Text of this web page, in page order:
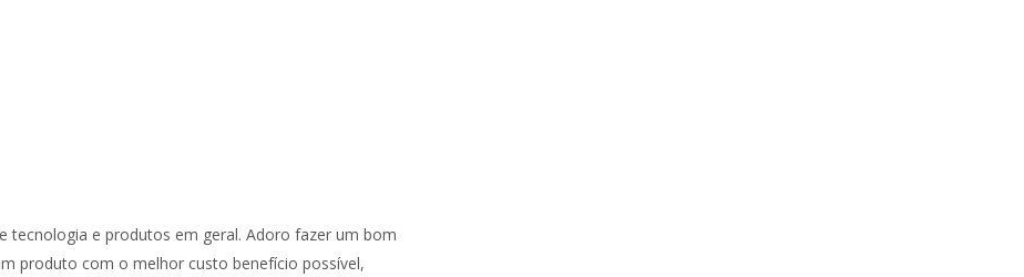
tecnologia e produtos em geral. Adoro fazer um bom
produto com o melhor custo benefício possível,